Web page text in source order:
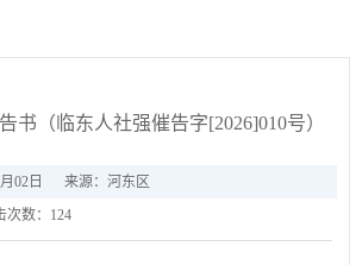
书（临东人社强催告字[2026]010号）
02日
来源：河东区
次数： 124